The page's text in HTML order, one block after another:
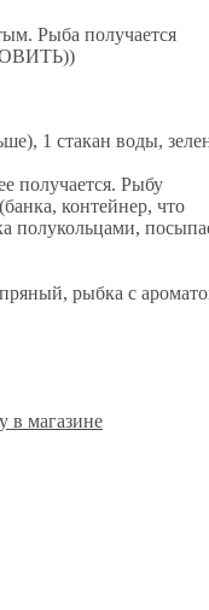
Рыба получается
1 стакан воды,
получается. Рыбу
контейнер, что
полукольцами,
рыбка с
в магазине